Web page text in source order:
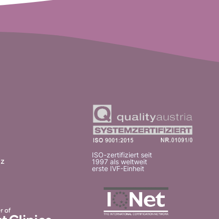
ISO-zertifiziert seit
1997 als weltweit
erste IVF-Einheit